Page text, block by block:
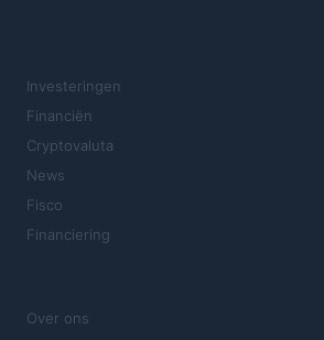
Investeringen
Financiën
Cryptovaluta
News
Fisco
Financiering
Over ons